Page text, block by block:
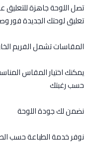
تصل اللوحة جاهزة للتعليق
تعليق لوحتك الجديدة فور
المقاسات تشمل الفريم
يمكنك اختيار المقاس
حسب رغبتك
نضمن لك جودة اللوحة
نوفر خدمة الطباعة حسب